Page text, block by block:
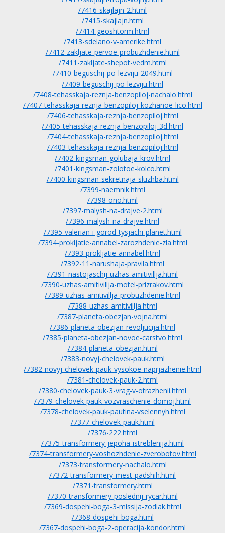
/7416-skajlajn-2.html
/7415-skajlajn.html
/7414-geoshtorm.html
/7413-sdelano-v-amerike.html
/7412-zakljate-pervoe-probuzhdenie.html
/7411-zakljate-shepot-vedm.html
/7410-beguschij-po-lezviju-2049.html
/7409-beguschij-po-lezviju.html
/7408-tehasskaja-reznja-benzopiloj-nachalo.html
/7407-tehasskaja-reznja-benzopiloj-kozhanoe-lico.html
/7406-tehasskaja-reznja-benzopiloj.html
/7405-tehasskaja-reznja-benzopiloj-3d.html
/7404-tehasskaja-reznja-benzopiloj.html
/7403-tehasskaja-reznja-benzopiloj.html
/7402-kingsman-golubaja-krov.html
/7401-kingsman-zolotoe-kolco.html
/7400-kingsman-sekretnaja-sluzhba.html
/7399-naemnik.html
/7398-ono.html
/7397-malysh-na-drajve-2.html
/7396-malysh-na-drajve.html
/7395-valerian-i-gorod-tysjachi-planet.html
/7394-prokljatie-annabel-zarozhdenie-zla.html
/7393-prokljatie-annabel.html
/7392-11-narushaja-pravila.html
/7391-nastojaschij-uzhas-amitivillja.html
/7390-uzhas-amitivillja-motel-prizrakov.html
/7389-uzhas-amitivillja-probuzhdenie.html
/7388-uzhas-amitivillja.html
/7387-planeta-obezjan-vojna.html
/7386-planeta-obezjan-revoljucija.html
/7385-planeta-obezjan-novoe-carstvo.html
/7384-planeta-obezjan.html
/7383-novyj-chelovek-pauk.html
/7382-novyj-chelovek-pauk-vysokoe-naprjazhenie.html
/7381-chelovek-pauk-2.html
/7380-chelovek-pauk-3-vrag-v-otrazhenii.html
/7379-chelovek-pauk-vozvraschenie-domoj.html
/7378-chelovek-pauk-pautina-vselennyh.html
/7377-chelovek-pauk.html
/7376-222.html
/7375-transformery-jepoha-istreblenija.html
/7374-transformery-voshozhdenie-zverobotov.html
/7373-transformery-nachalo.html
/7372-transformery-mest-padshih.html
/7371-transformery.html
/7370-transformery-poslednij-rycar.html
/7369-dospehi-boga-3-missija-zodiak.html
/7368-dospehi-boga.html
/7367-dospehi-boga-2-operacija-kondor.html